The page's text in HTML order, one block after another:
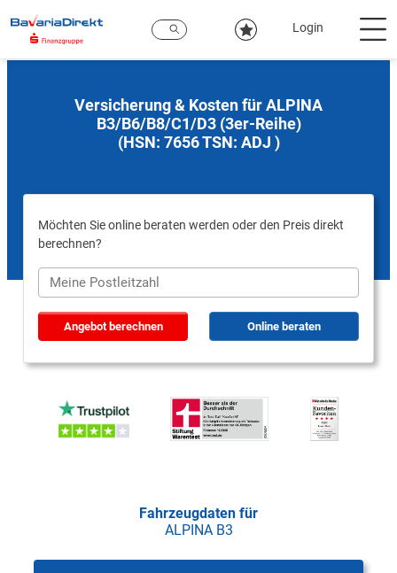
Hauptinhalt
Login
Versicherung & Kosten für ALPINA
B3/B6/B8/C1/D3 (3er-Reihe)
(HSN: 7656 TSN: ADJ )
Möchten Sie online beraten werden oder den Preis direkt
berechnen?
Angebot berechnen Online beraten
Fahrzeugdaten für
ALPINA B3